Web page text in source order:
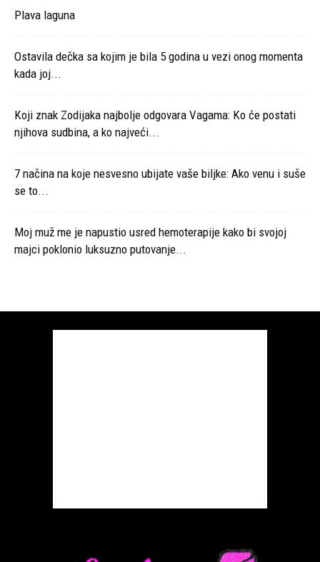
Plava laguna
Ostavila dečka sa kojim je bila 5 godina u vezi onog momenta
kada joj...
Koji znak Zodijaka najbolje odgovara Vagama: Ko će postati
njihova sudbina, a ko najveći...
7 načina na koje nesvesno ubijate vaše biljke: Ako venu i suše
se to...
Moj muž me je napustio usred hemoterapije kako bi svojoj
majci poklonio luksuzno putovanje...